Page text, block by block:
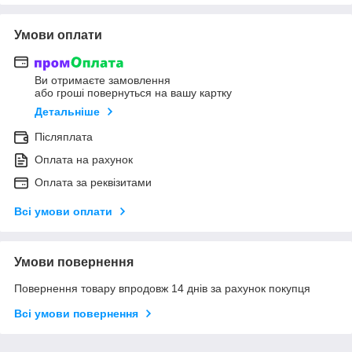
Умови оплати
Ви отримаєте замовлення
або гроші повернуться на вашу картку
Детальніше
Післяплата
Оплата на рахунок
Оплата за реквізитами
Всі умови оплати
Умови повернення
Повернення товару впродовж 14 днів за рахунок покупця
Всі умови повернення